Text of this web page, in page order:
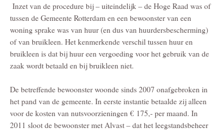
Inzet van de procedure bij – uiteindelijk – de Hoge Raad was of
tussen de Gemeente Rotterdam en een bewoonster van een
woning sprake was van huur (en dus van huurdersbescherming)
of van bruikleen. Het kenmerkende verschil tussen huur en
bruikleen is dat bij huur een vergoeding voor het gebruik van de
zaak wordt betaald en bij bruikleen niet.
De betreffende bewoonster woonde sinds 2007 onafgebroken in
het pand van de gemeente. In eerste instantie betaalde zij alleen
voor de kosten van nutsvoorzieningen € 175,- per maand. In
2011 sloot de bewoonster met Alvast – dat het leegstandsbeheer